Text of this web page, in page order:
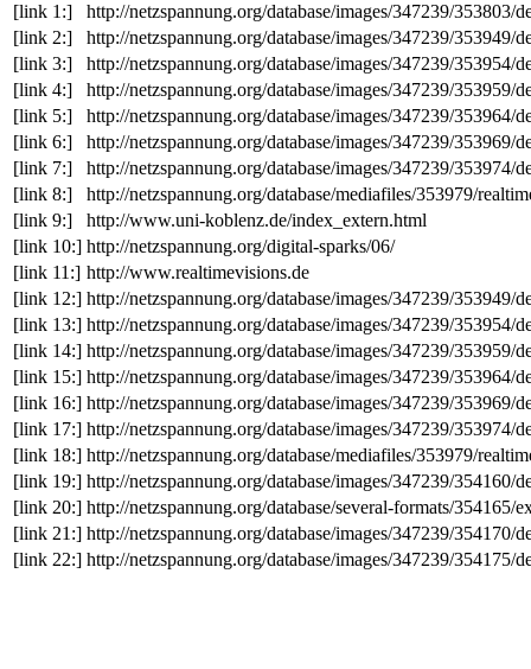
[link 1:]
http://netzspannung.org/database/images/347239/353803/
[link 2:]
http://netzspannung.org/database/images/347239/353949/
[link 3:]
http://netzspannung.org/database/images/347239/353954/
[link 4:]
http://netzspannung.org/database/images/347239/353959/
[link 5:]
http://netzspannung.org/database/images/347239/353964/
[link 6:]
http://netzspannung.org/database/images/347239/353969/
[link 7:]
http://netzspannung.org/database/images/347239/353974/
[link 8:]
http://netzspannung.org/database/mediafiles/353979/
[link 9:]
http://www.uni-koblenz.de/index_extern.html
[link 10:] http://netzspannung.org/digital-sparks/06/
[link 11:] http://www.realtimevisions.de
[link 12:] http://netzspannung.org/database/images/347239/353949/
[link 13:] http://netzspannung.org/database/images/347239/353954/
[link 14:] http://netzspannung.org/database/images/347239/353959/
[link 15:] http://netzspannung.org/database/images/347239/353964/
[link 16:] http://netzspannung.org/database/images/347239/353969/
[link 17:] http://netzspannung.org/database/images/347239/353974/
[link 18:] http://netzspannung.org/database/mediafiles/353979/
[link 19:] http://netzspannung.org/database/images/347239/354160/
[link 20:] http://netzspannung.org/database/several-formats/354165/
[link 21:] http://netzspannung.org/database/images/347239/354170/
[link 22:] http://netzspannung.org/database/images/347239/354175/